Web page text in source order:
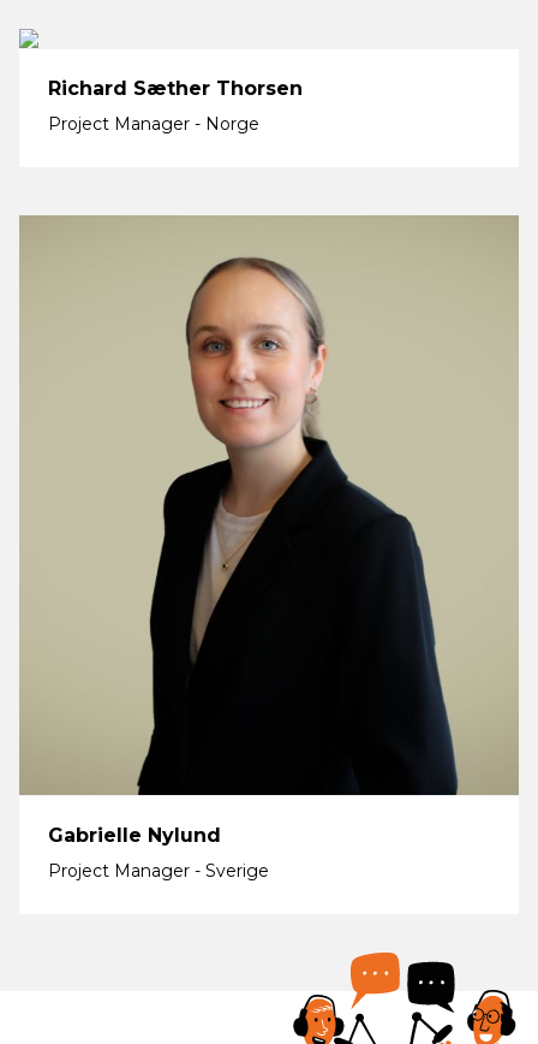
Richard Sæther Thorsen
Project Manager - Norge
Gabrielle Nylund
Project Manager - Sverige